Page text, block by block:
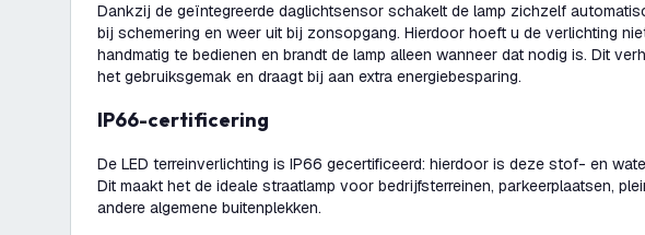
Dankzij de geïntegreerde daglichtsensor schakelt de lamp zichzelf
bij schemering en weer uit bij zonsopgang. Hierdoor hoeft u de verlichting
handmatig te bedienen en brandt de lamp alleen wanneer dat nodig is. Dit
het gebruiksgemak en draagt bij aan extra energiebesparing.
IP66-certificering
De LED terreinverlichting is IP66 gecertificeerd: hierdoor is deze stof- en
Dit maakt het de ideale straatlamp voor bedrijfsterreinen, parkeerplaatsen,
andere algemene buitenplekken.